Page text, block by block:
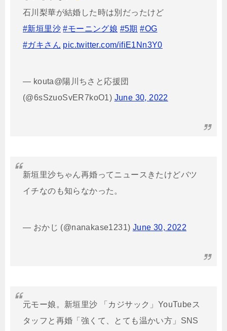
石川梨華が結婚した時は別だったけど
#新垣里沙 #モーニング娘 #5期 #OG
#ガキさん pic.twitter.com/ifiE1Nn3Y0
— kouta@陽川ちさと応援団
(@6sSzuoSvER7koO1) June 30, 2022
新垣里沙ちゃん再婚ってニュースきたけどバツ
イチなのも知らなかった。
— おかじ (@nanakase1231) June 30, 2022
元モー娘。新垣里沙 「カジサック」YouTubeス
タッフと再婚「強くて、とても温かい方」SNS